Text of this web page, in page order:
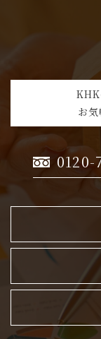
KHK
お
0120-